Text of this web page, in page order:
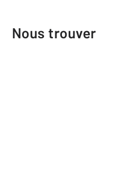
Nous trouver